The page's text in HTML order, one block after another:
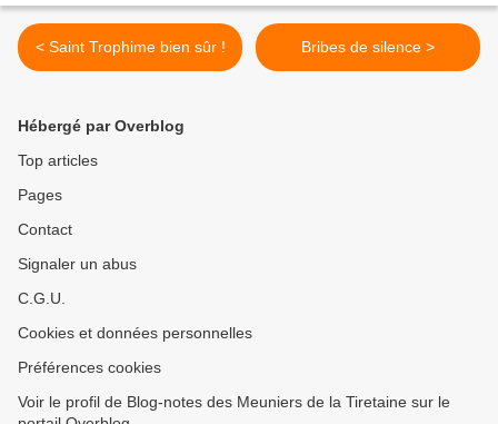
< Saint Trophime bien sûr ! Bribes de silence >
Hébergé par Overblog
Top articles
Pages
Contact
Signaler un abus
C.G.U.
Cookies et données personnelles
Préférences cookies
Voir le profil de Blog-notes des Meuniers de la Tiretaine sur le